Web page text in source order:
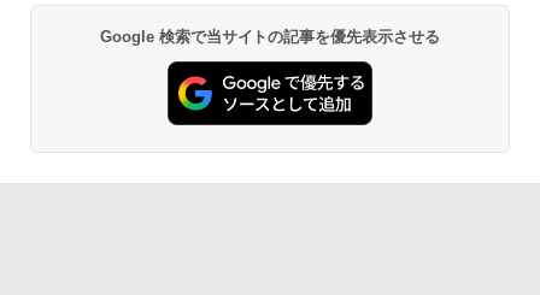
Google 検索で当サイトの記事を優先表示させる